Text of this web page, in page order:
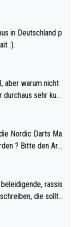
in Deutschland p
:).
aber warum nicht
des Weltmei
Archie Self letzt
durch
sich das (in Ve
? Bitte den Arti
rassis
die sollte
mich: Luke Little